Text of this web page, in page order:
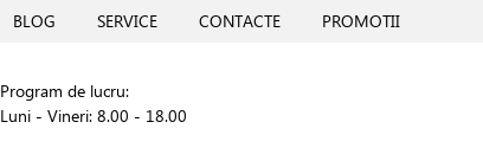
BLOG SERVICE CONTACTE PROMOTII
Program de lucru:
Luni - Vineri: 8.00 - 18.00